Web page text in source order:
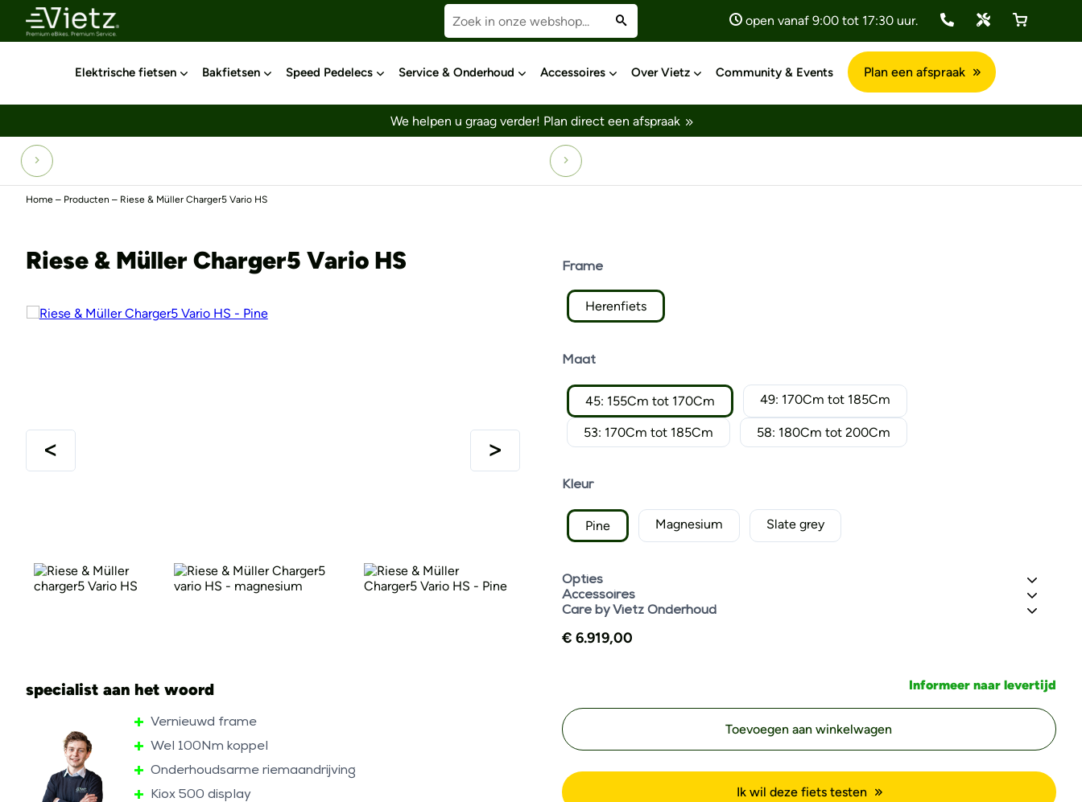
open vanaf 9:00 tot 17:30 uur.
Elektrische fietsen Bakfietsen Speed Pedelecs Service & Onderhoud Accessoires Over Vietz Community & Events Plan een afspraak
We helpen u graag verder! Plan direct een afspraak
Home – Producten – Riese & Müller Charger5 Vario HS
Riese & Müller Charger5 Vario HS
specialist aan het woord
Vernieuwd frame
Wel 100Nm koppel
Onderhoudsarme riemaandrijving
Kiox 500 display
Informeer naar levertijd
Frame
Herenfiets
Maat
45: 155Cm tot 170Cm 49: 170Cm tot 185Cm
53: 170Cm tot 185Cm 58: 180Cm tot 200Cm
Kleur
Pine Magnesium Slate grey
Opties
Accessoires
Care by Vietz Onderhoud
€ 6.919,00
Toevoegen aan winkelwagen
Ik wil deze fiets testen